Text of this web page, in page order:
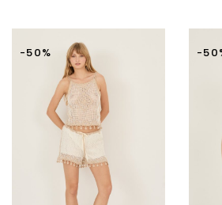
originale
era:
€ 135,90.
attuale
-50% -